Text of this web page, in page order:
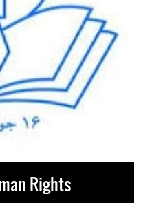
Rights